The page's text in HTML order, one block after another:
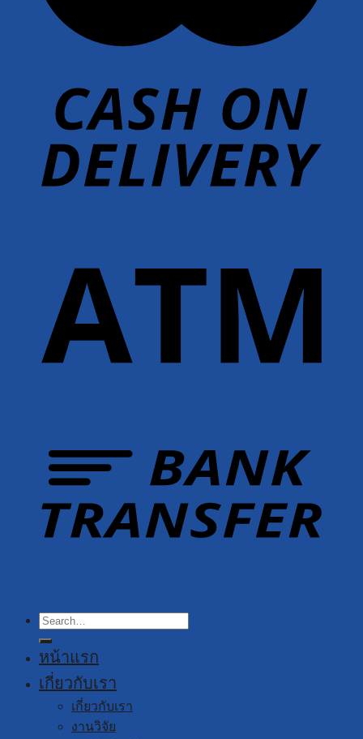
Search
for:
หน้าแรก
เกี่ยวกับเรา
เกี่ยวกับเรา
งานวิจัย